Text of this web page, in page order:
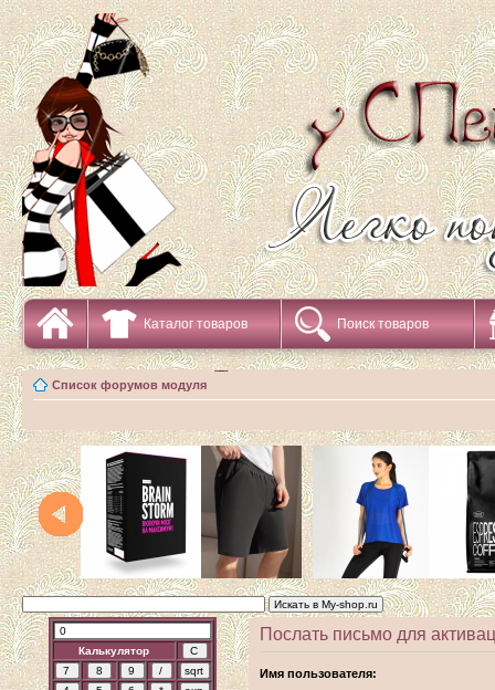
Каталог товаров Поиск товаров
Список форумов модуля
Калькулятор
Послать письмо для
Имя пользователя: